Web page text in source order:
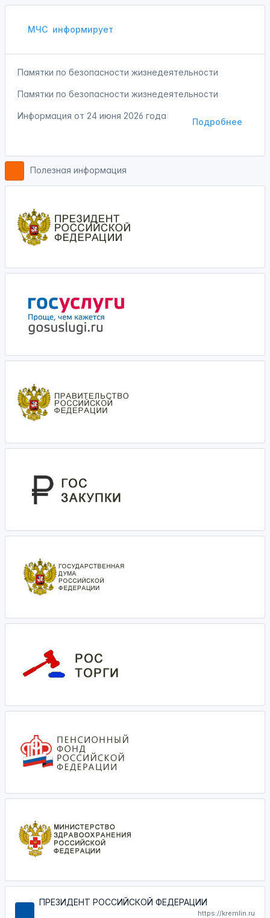
МЧС информирует
Памятки по безопасности жизнедеятельности
Памятки по безопасности жизнедеятельности
Подробнее
Информация от 24 июня 2026 года
Полезная информация
ПРЕЗИДЕНТ РОССИЙСКОЙ ФЕДЕРАЦИИ
https://kremlin.ru